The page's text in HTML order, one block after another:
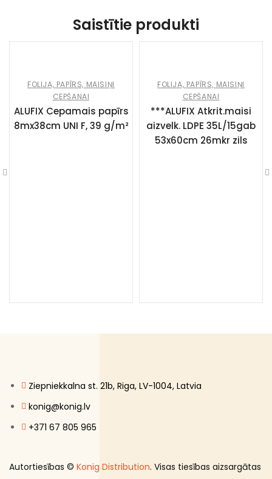
Saistītie produkti
FOLIJA, PAPĪRS, MAISIŅI
CEPŠANAI
ALUFIX Cepamais papīrs
8mx38cm UNI F, 39 g/m²
FOLIJA, PAPĪRS, MAISIŅI
CEPŠANAI
***ALUFIX Atkrit.maisi
aizvelk. LDPE 35L/15gab
53x60cm 26mkr zils
Ziepniekkalna st. 21b, Riga, LV-1004, Latvia
konig@konig.lv
+371 67 805 965
Autortiesības © Konig Distribution. Visas tiesības aizsargātas